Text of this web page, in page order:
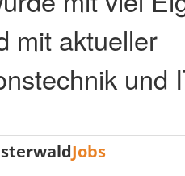
mit aktueller
und
Jobs